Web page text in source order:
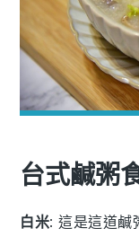
台式鹹粥
白米: 這是這道鹹